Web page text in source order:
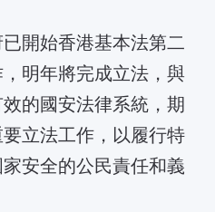
開始香港基本法第二
明年將完成立法，與
的國安法律系統，期
立法工作，以履行特
安全的公民責任和義